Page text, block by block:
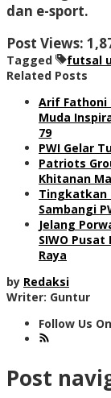
dan e-sport.
Post Views:
Tagged futsal
Related Posts
Arif Fathoni
Muda
79
PWI Gelar
Patriots
Khitanan
Tingkatkan
Sambangi
Jelang
SIWO
Raya
by Redaksi
Writer: Guntur
Follow Us On
Post